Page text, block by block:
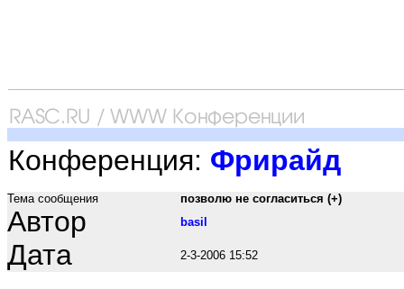
Конференция: Фрирайд
Тема сообщения позволю не согласиться (+)
Автор basil
Дата 2-3-2006 15:52